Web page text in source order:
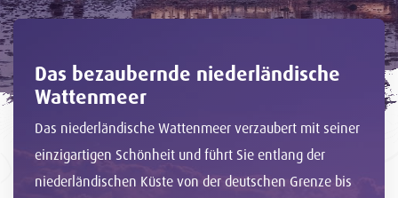
Das bezaubernde niederländische
Wattenmeer
Das niederländische Wattenmeer verzaubert mit seiner
einzigartigen Schönheit und führt Sie entlang der
niederländischen Küste von der deutschen Grenze bis